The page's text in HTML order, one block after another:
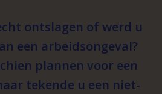
ontslagen of werd u
een arbeidsongeval?
plannen voor een
tekende u een niet-